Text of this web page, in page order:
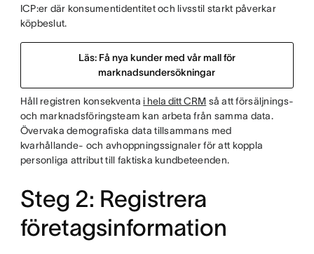
ICP:er där konsumentidentitet och livsstil starkt påverkar
köpbeslut.
Läs: Få nya kunder med vår mall för
marknadsundersökningar
Håll registren konsekventa i hela ditt CRM så att försäljnings-
och marknadsföringsteam kan arbeta från samma data.
Övervaka demografiska data tillsammans med
kvarhållande- och avhoppningssignaler för att koppla
personliga attribut till faktiska kundbeteenden.
Steg 2: Registrera
företagsinformation